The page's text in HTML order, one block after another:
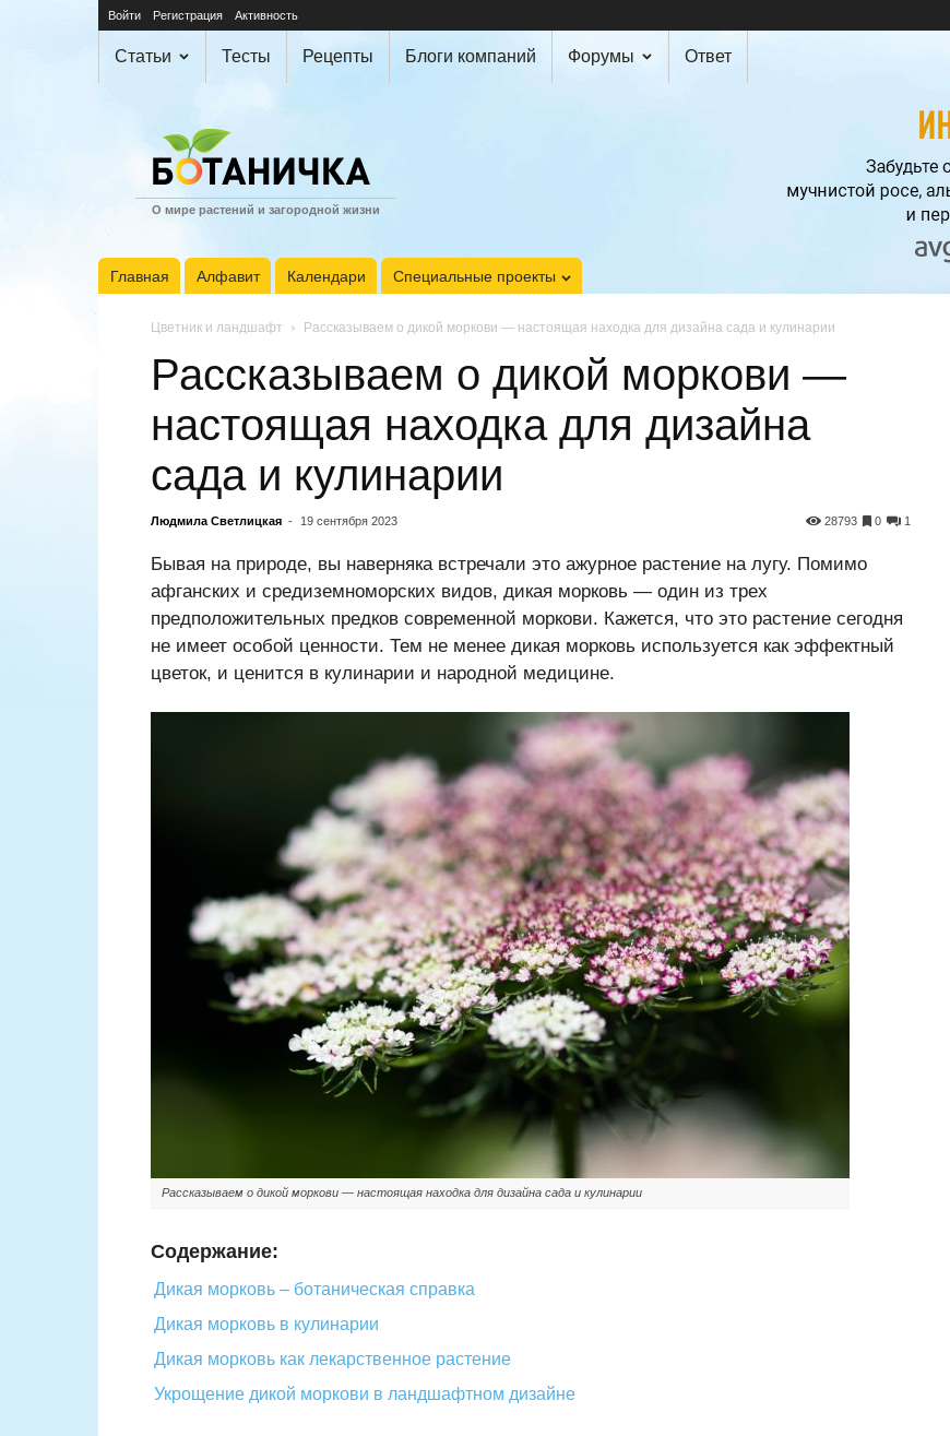
Войти Регистрация Активность
Статьи Тесты Рецепты Блоги компаний Форумы Ответ
О мире растений и загородной жизни
Главная Алфавит Календари Специальные проекты
Цветник и ландшафт Рассказываем о дикой моркови — настоящая находка для дизайна сада и кулинарии
Рассказываем о дикой моркови —
настоящая находка для дизайна
сада и кулинарии
Людмила Светлицкая - 19 сентября 2023 1
0
28793
Бывая на природе, вы наверняка встречали это ажурное растение на лугу. Помимо
афганских и средиземноморских видов, дикая морковь — один из трех
предположительных предков современной моркови. Кажется, что это растение сегодня
не имеет особой ценности. Тем не менее дикая морковь используется как эффектный
цветок, и ценится в кулинарии и народной медицине.
Рассказываем о дикой моркови — настоящая находка для дизайна сада и кулинарии
Содержание:
Дикая морковь – ботаническая справка
Дикая морковь в кулинарии
Дикая морковь как лекарственное растение
Укрощение дикой моркови в ландшафтном дизайне